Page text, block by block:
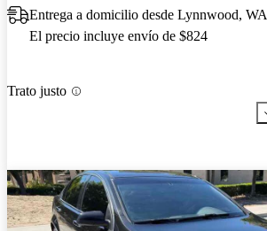
Entrega a domicilio desde Lynnwood, WA
El precio incluye envío de $824
Trato justo